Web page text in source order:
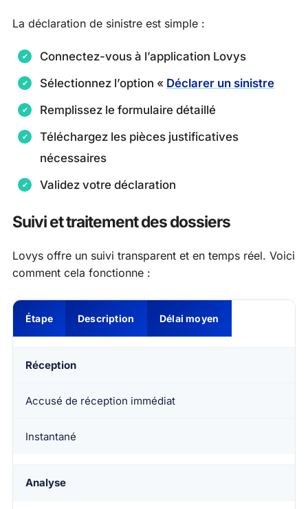
La déclaration de sinistre est simple :
Connectez-vous à l’application Lovys
Sélectionnez l’option « Déclarer un sinistre
Remplissez le formulaire détaillé
Téléchargez les pièces justificatives
nécessaires
Validez votre déclaration
Suivi et traitement des dossiers
Lovys offre un suivi transparent et en temps réel. Voici
comment cela fonctionne :
Étape Description Délai moyen
Réception
Accusé de réception immédiat
Instantané
Analyse